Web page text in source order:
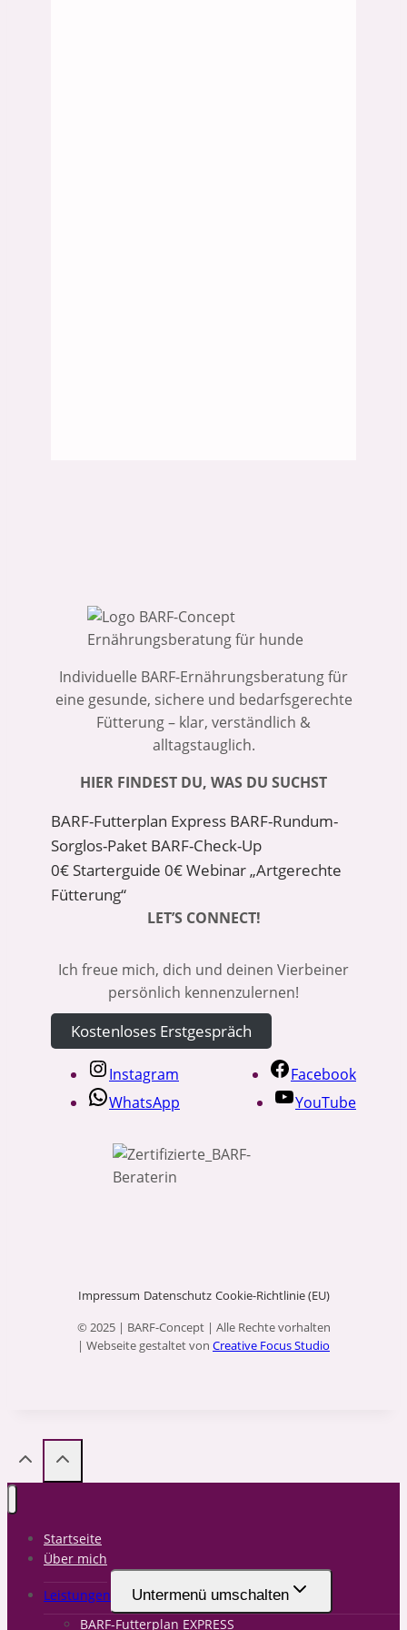
Individuelle BARF-Ernährungsberatung für
eine gesunde, sichere und bedarfsgerechte
Fütterung – klar, verständlich &
alltagstauglich.
HIER FINDEST DU, WAS DU SUCHST
BARF-Futterplan Express BARF-Rundum-
Sorglos-Paket BARF-Check-Up
0€ Starterguide 0€ Webinar „Artgerechte
Fütterung“
LET’S CONNECT!
Ich freue mich, dich und deinen Vierbeiner
persönlich kennenzulernen!
Kostenloses Erstgespräch
Instagram
Facebook
WhatsApp
YouTube
Impressum Datenschutz Cookie-Richtlinie (EU)
© 2025 | BARF-Concept | Alle Rechte vorhalten
| Webseite gestaltet von Creative Focus Studio
Startseite
Über mich
Leistungen
Untermenü umschalten
BARF-Futterplan EXPRESS